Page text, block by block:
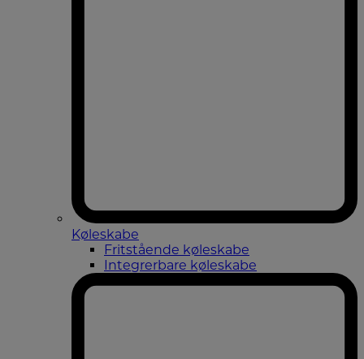
Køleskabe
Fritstående køleskabe
Integrerbare køleskabe